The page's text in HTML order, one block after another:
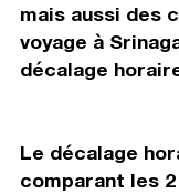
mais aussi des
voyage à
décalage
Le décalage
comparant les